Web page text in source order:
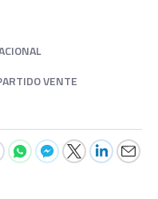
VENTE